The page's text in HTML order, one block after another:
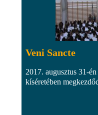
Veni Sancte
2017. augusztus 31-
kíséretében